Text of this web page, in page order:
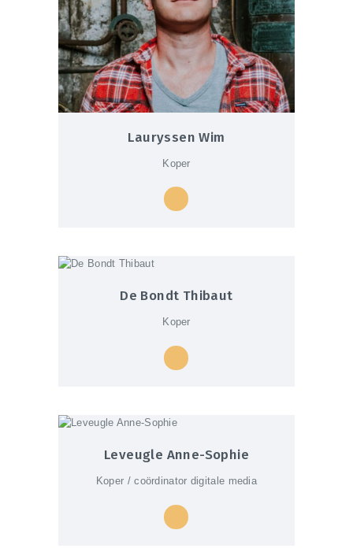
Lauryssen Wim
Koper
De Bondt Thibaut
Koper
Leveugle Anne-Sophie
Koper / coördinator digitale media